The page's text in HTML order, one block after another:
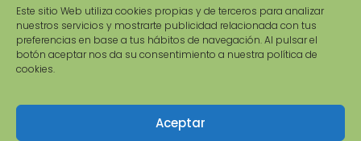
Este sitio Web utiliza cookies propias y de terceros para analizar
nuestros servicios y mostrarte publicidad relacionada con tus
preferencias en base a tus hábitos de navegación. Al pulsar el
botón aceptar nos da su consentimiento a nuestra política de
cookies.
Aceptar
© 2026 Asociación Monteval GDR-9 | Todos os